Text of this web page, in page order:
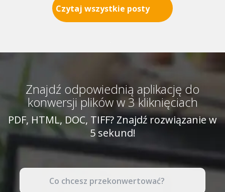
Czytaj wszystkie posty
Znajdź odpowiednią aplikację do
konwersji plików w 3 kliknięciach
PDF, HTML, DOC, TIFF? Znajdź rozwiązanie w
5 sekund!